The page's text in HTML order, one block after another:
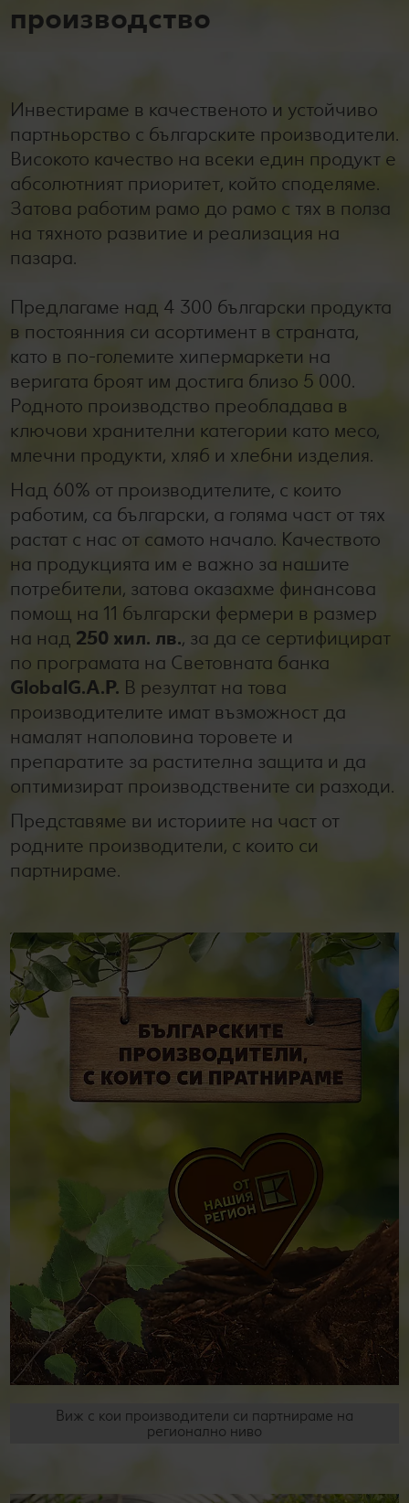
Лексикон на свежестта
Услуги
Съвети от кухнята
производство
Инвестираме в качественото и устойчиво
партньорство с българските производители.
Високото качество на всеки един продукт е
абсолютният приоритет, който споделяме.
Затова работим рамо до рамо с тях в полза
на тяхното развитие и реализация на
пазара.
Предлагаме над 4 300 български продукта
в постоянния си асортимент в страната,
като в по-големите хипермаркети на
веригата броят им достига близо 5 000.
Родното производство преобладава в
ключови хранителни категории като месо,
млечни продукти, хляб и хлебни изделия.
Над 60% от производителите, с които
работим, са български, а голяма част от тях
растат с нас от самото начало. Качеството
на продукцията им е важно за нашите
потребители, затова оказахме финансова
помощ на 11 български фермери в размер
на над 250 хил. лв., за да се сертифицират
по програмата на Световната банка
GlobalG.A.P. В резултат на това
производителите имат възможност да
намалят наполовина торовете и
препаратите за растителна защита и да
оптимизират производствените си разходи.
Представяме ви историите на част от
родните производители, с които си
партнираме.
Виж с кои производители си партнираме на
регионално ниво